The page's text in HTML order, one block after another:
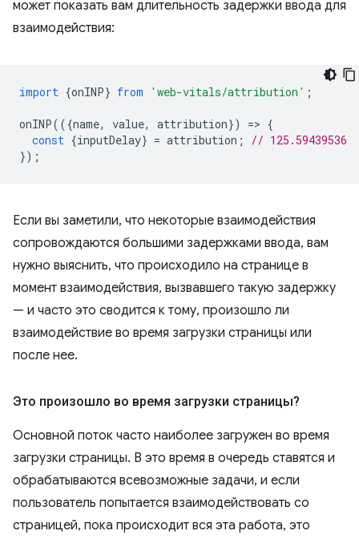
может показать вам длительность задержки ввода для
взаимодействия:
import {onINP} from 'web-vitals/attribution' ;
onINP(({name, value, attribution}) => {
const {inputDelay} = attribution ;
// 125.59439536
});
Если вы заметили, что некоторые взаимодействия
сопровождаются большими задержками ввода, вам
нужно выяснить, что происходило на странице в
момент взаимодействия, вызвавшего такую ​​задержку
— и часто это сводится к тому, произошло ли
взаимодействие во время загрузки страницы или
после нее.
Это произошло во время загрузки страницы?
Основной поток часто наиболее загружен во время
загрузки страницы. В это время в очередь ставятся и
обрабатываются всевозможные задачи, и если
пользователь попытается взаимодействовать со
страницей, пока происходит вся эта работа, это